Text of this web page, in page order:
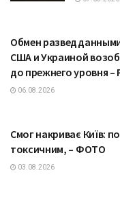
Обмен
США и Украиной
до прежнего уровня –
06.08.2026
Смог накриває Київ:
токсичним, – ФОТО
03.08.2026